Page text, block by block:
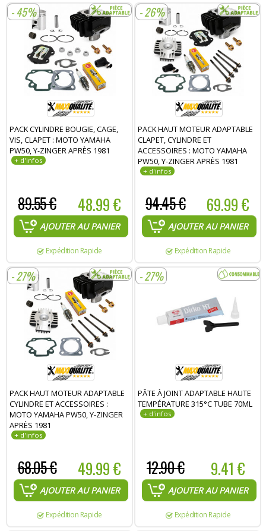
- 45%
PACK CYLINDRE BOUGIE, CAGE,
VIS, CLAPET : MOTO YAMAHA
PW50, Y-ZINGER APRÈS 1981
48.99 €
89.55 €
AJOUTER AU PANIER
Expédition Rapide
- 26%
PACK HAUT MOTEUR ADAPTABLE
CLAPET, CYLINDRE ET
ACCESSOIRES : MOTO YAMAHA
PW50, Y-ZINGER APRÈS 1981
69.99 €
94.45 €
AJOUTER AU PANIER
Expédition Rapide
- 27%
PACK HAUT MOTEUR ADAPTABLE
CYLINDRE ET ACCESSOIRES :
MOTO YAMAHA PW50, Y-ZINGER
APRÈS 1981
49.99 €
68.05 €
AJOUTER AU PANIER
Expédition Rapide
- 27%
PÂTE À JOINT ADAPTABLE HAUTE
TEMPÉRATURE 315°C TUBE 70ML
9.41 €
12.90 €
AJOUTER AU PANIER
Expédition Rapide